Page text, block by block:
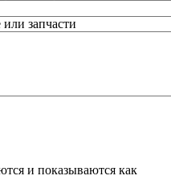
запчасти
и показываются как